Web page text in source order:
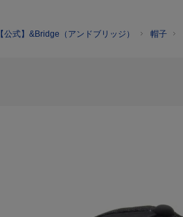
【公式】&Bridge（アンドブリッジ） 帽子